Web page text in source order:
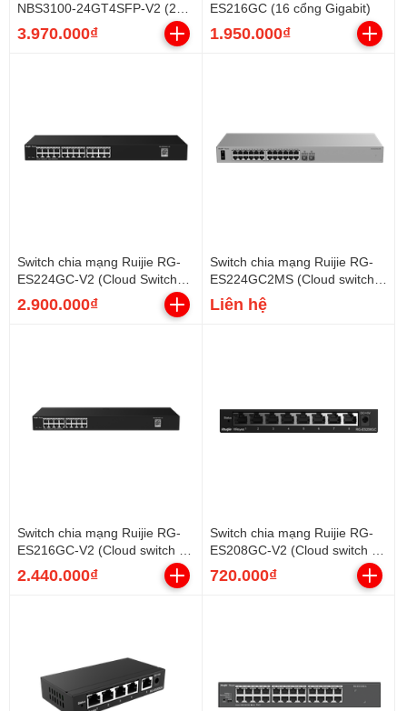
NBS3100-24GT4SFP-V2 (24
cổng Gigabit, 4 SFP)
3.970.000₫
ES216GC (16 cổng Gigabit)
1.950.000₫
Switch chia mạng Ruijie RG-
ES224GC-V2 (Cloud Switch
24 cổng Gigabit)
2.900.000₫
Switch chia mạng Ruijie RG-
ES224GC2MS (Cloud switch
24 cổng Gigabit)
Liên hệ
Switch chia mạng Ruijie RG-
ES216GC-V2 (Cloud switch 16
cổng Gigabit)
2.440.000₫
Switch chia mạng Ruijie RG-
ES208GC-V2 (Cloud switch 8
cổng Gigabit)
720.000₫